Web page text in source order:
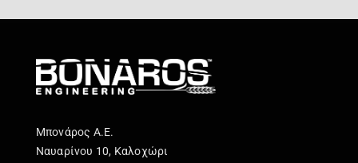
Μπονάρος Α.Ε.
Ναυαρίνου 10, Καλοχώρι